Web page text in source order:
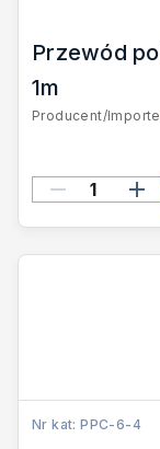
Przewód
1m
Producent/
Nr kat: PPC-6-4